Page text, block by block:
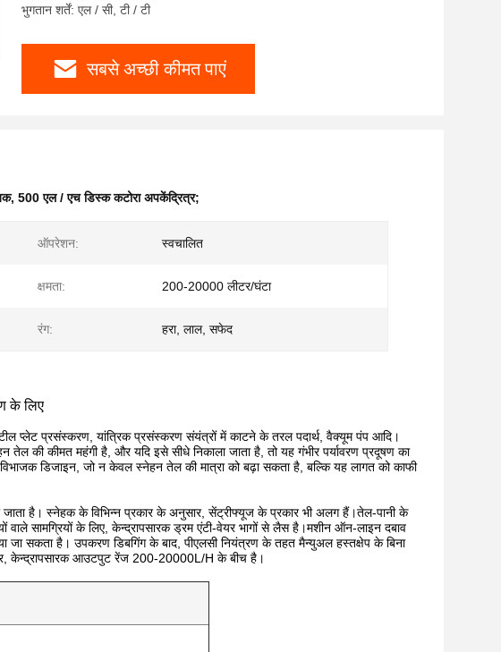
भुगतान शर्तें: एल / सी, टी / टी
सबसे अच्छी कीमत पाएं
, 500 एल / एच डिस्क कटोरा अपकेंद्रित्र;
ऑपरेशन: स्वचालित
क्षमता: 200-20000 लीटर/घंटा
रंग: हरा, लाल, सफेद
के लिए
प्लेट प्रसंस्करण, यांत्रिक प्रसंस्करण संयंत्रों में काटने के तरल पदार्थ, वैक्यूम पंप आदि।
की कीमत महंगी है, और यदि इसे सीधे निकाला जाता है, तो यह गंभीर पर्यावरण प्रदूषण का
डिजाइन, जो न केवल स्नेहन तेल की मात्रा को बढ़ा सकता है, बल्कि यह लागत को काफी
है। स्नेहक के विभिन्न प्रकार के अनुसार, सेंट्रीफ्यूज के प्रकार भी अलग हैं।तेल-पानी के
सामग्रियों के लिए, केन्द्रापसारक ड्रम एंटी-वेयर भागों से लैस है।मशीन ऑन-लाइन दबाव
जा सकता है। उपकरण डिबगिंग के बाद, पीएलसी नियंत्रण के तहत मैन्युअल हस्तक्षेप के बिना
केन्द्रापसारक आउटपुट रेंज 200-20000L/H के बीच है।